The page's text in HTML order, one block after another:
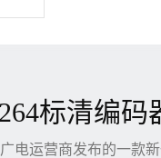
标清编码
电运营商发布的一款